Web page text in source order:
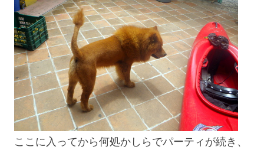
ここに入ってから何処かしらでパーティが続き、